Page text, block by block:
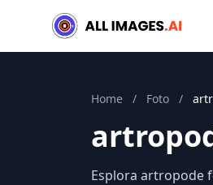
Home / Foto /
Esplora artropode